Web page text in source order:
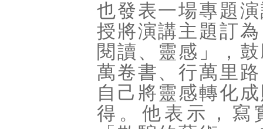
也發表一場專題
授將演講主題訂
閱讀、靈感」，
萬卷書、行萬里
自己將靈感轉化
得。他表示，寫